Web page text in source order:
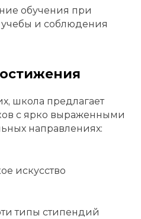
обучения при
и соблюдения
школа предлагает
с ярко выраженными
направлениях:
искусство
типы стипендий